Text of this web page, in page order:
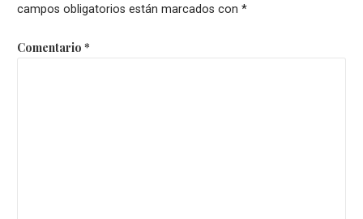
campos obligatorios están marcados con *
Comentario *